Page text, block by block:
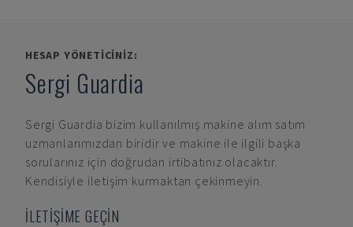
HESAP YÖNETICINIZ:
Sergi Guardia
Sergi Guardia bizim kullanılmış makine alım satım
uzmanlarımızdan biridir ve makine ile ilgili başka
sorularınız için doğrudan irtibatınız olacaktır.
Kendisiyle iletişim kurmaktan çekinmeyin.
İLETİŞİME GEÇİN